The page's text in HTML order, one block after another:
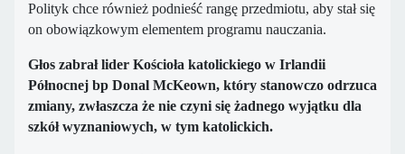
Polityk chce również podnieść rangę przedmiotu, aby stał się
on obowiązkowym elementem programu nauczania.
Głos zabrał lider Kościoła katolickiego w Irlandii
Północnej bp Donal McKeown, który stanowczo odrzuca
zmiany, zwłaszcza że nie czyni się żadnego wyjątku dla
szkół wyznaniowych, w tym katolickich.